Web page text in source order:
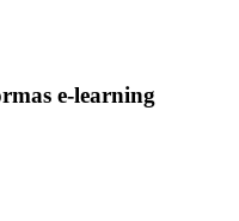
e-learning